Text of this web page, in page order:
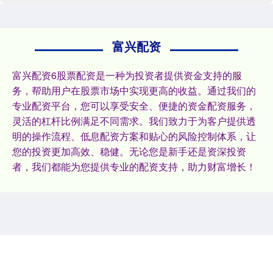
富兴配资
富兴配资6股票配资是一种为投资者提供资金支持的服
务，帮助用户在股票市场中实现更高的收益。通过我们的
专业配资平台，您可以享受安全、便捷的资金配资服务，
灵活的杠杆比例满足不同需求。我们致力于为客户提供透
明的操作流程、低息配资方案和贴心的风险控制体系，让
您的投资更加高效、稳健。无论您是新手还是资深投资
者，我们都能为您提供专业的配资支持，助力财富增长！